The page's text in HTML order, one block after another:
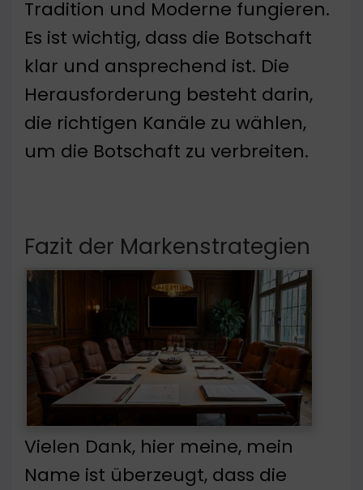
Tradition und Moderne fungieren.
Es ist wichtig, dass die Botschaft
klar und ansprechend ist. Die
Herausforderung besteht darin,
die richtigen Kanäle zu wählen,
um die Botschaft zu verbreiten.
Fazit der Markenstrategien
Vielen Dank, hier meine, mein
Name ist überzeugt, dass die